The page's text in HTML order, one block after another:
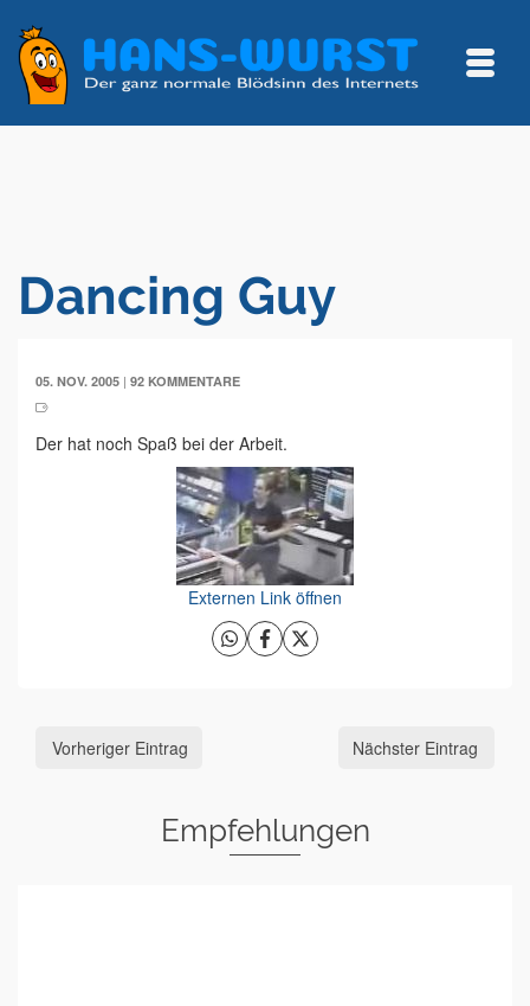
Dancing Guy
05. NOV. 2005 | 92 KOMMENTARE
Der hat noch Spaß bei der Arbeit.
Externen Link öffnen
Vorheriger Eintrag Nächster Eintrag
Empfehlungen